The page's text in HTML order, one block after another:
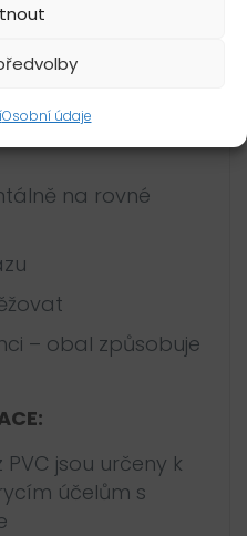
Osobní údaje
zašpinění
normy
na rovné
– obal způsobuje
jsou určeny k
účelům s